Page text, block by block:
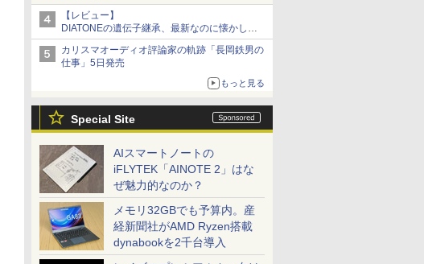
【レビュー】
DIATONEの遺伝子継承、最新なのに懐かし
い“惚れる音”Tecnologia e Cuore「DS-TC52B」
を聴く
カリスマオーディオ評論家の軌跡「長岡鉄男の
仕事」5日発売
もっと見る
Special Site
AIスマートノートの
iFLYTEK「AINOTE 2」はな
ぜ魅力的なのか？
メモリ32GBでも予算内。産
経新聞社がAMD Ryzen搭載
dynabookを2千台導入